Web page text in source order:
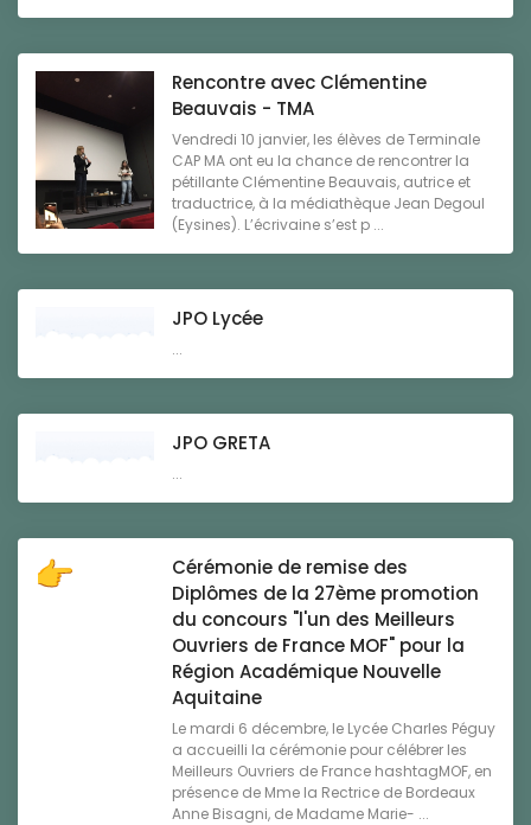
Rencontre avec Clémentine
Beauvais - TMA
Vendredi 10 janvier, les élèves de Terminale
CAP MA ont eu la chance de rencontrer la
pétillante Clémentine Beauvais, autrice et
traductrice, à la médiathèque Jean Degoul
(Eysines). L’écrivaine s’est p ...
JPO Lycée
...
JPO GRETA
...
Cérémonie de remise des
Diplômes de la 27ème promotion
du concours "l'un des Meilleurs
Ouvriers de France MOF" pour la
Région Académique Nouvelle
Aquitaine
Le mardi 6 décembre, le Lycée Charles Péguy
a accueilli la cérémonie pour célébrer les
Meilleurs Ouvriers de France hashtagMOF, en
présence de Mme la Rectrice de Bordeaux
Anne Bisagni, de Madame Marie- ...